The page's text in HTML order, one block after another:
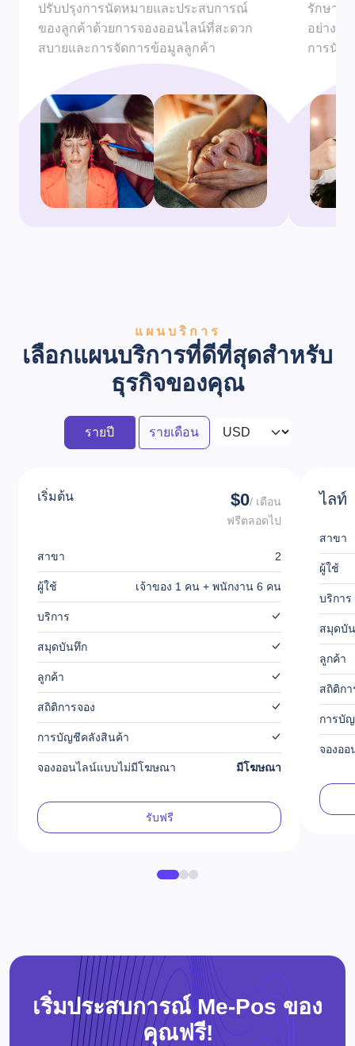
ปรับปรุงการนัดหมายและประสบการณ์
ของลูกค้าด้วยการจองออนไลน์ที่สะดวก
สบายและการจัดการข้อมูลลูกค้า
รักษาบั
อย่างมี
การนัด
แผนบริการ
เลือกแผนบริการที่ดีที่สุดสำหรับ
ธุรกิจของคุณ
รายปี รายเดือน
เริ่มต้น $0/ เดือน
ฟรีตลอดไป
สาขา 2
ผู้ใช้ เจ้าของ 1 คน + พนักงาน 6 คน
บริการ
สมุดบันทึก
ลูกค้า
สถิติการจอง
การบัญชีคลังสินค้า
จองออนไลน์แบบไม่มีโฆษณา มีโฆษณา
รับฟรี
ไลท์
สาขา
ผู้ใช้
บริการ
สมุดบั
ลูกค้า
สถิติกา
การบั
จองอ
เริ่มประสบการณ์ Me-Pos ของ
คุณฟรี!